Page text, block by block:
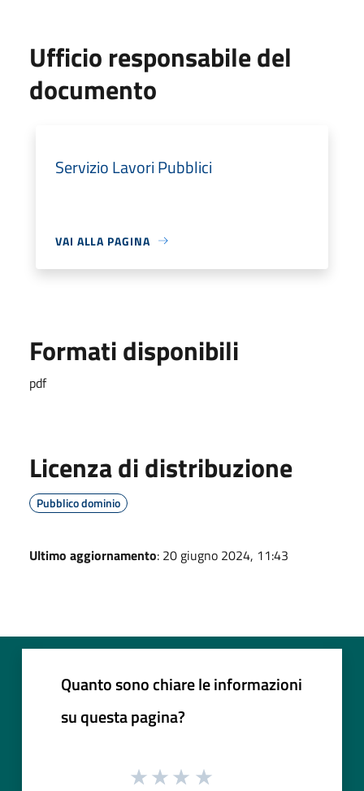
Ufficio responsabile del
documento
Servizio Lavori Pubblici
VAI ALLA PAGINA
Formati disponibili
pdf
Licenza di distribuzione
Pubblico dominio
Ultimo aggiornamento: 20 giugno 2024, 11:43
Quanto sono chiare le informazioni
su questa pagina?